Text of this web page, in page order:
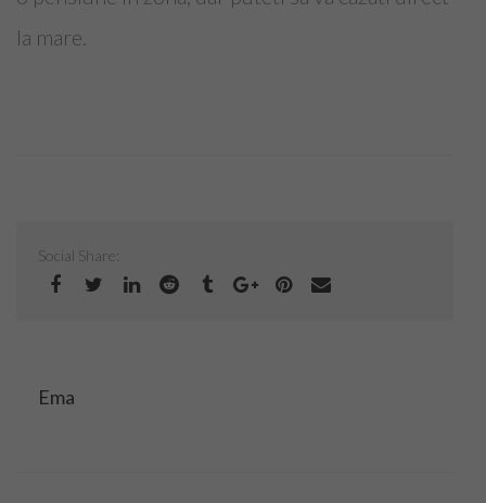
Top Saloane Infrumusetare Sector 3
Cont
Inregistrare
la mare.
Social Share:
Ema